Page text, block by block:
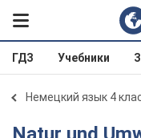
ГДЗ Учебники
Немецкий язык 4